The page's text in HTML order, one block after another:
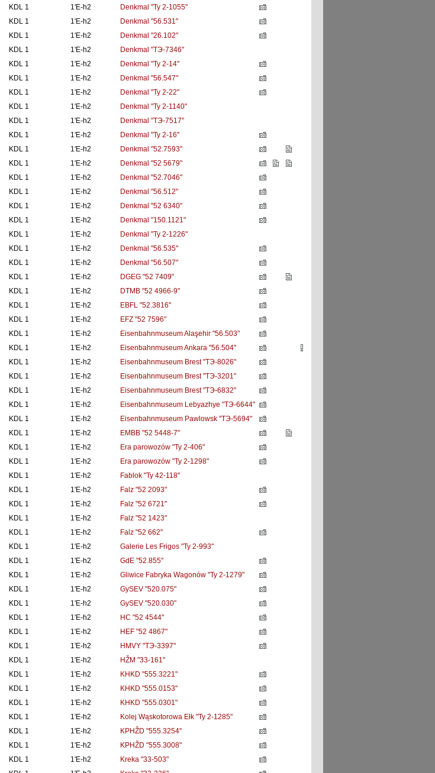
KDL 1 1'E-h2
Denkmal "Ty 2-1055"
KDL 1 1'E-h2
Denkmal "56.531"
KDL 1 1'E-h2
Denkmal "26.102"
KDL 1 1'E-h2
Denkmal "TЭ-7346"
KDL 1 1'E-h2
Denkmal "Ty 2-14"
KDL 1 1'E-h2
Denkmal "56.547"
KDL 1 1'E-h2
Denkmal "Ty 2-22"
KDL 1 1'E-h2
Denkmal "Ty 2-1140"
KDL 1 1'E-h2
Denkmal "TЭ-7517"
KDL 1 1'E-h2
Denkmal "Ty 2-16"
KDL 1 1'E-h2
Denkmal "52.7593"
KDL 1 1'E-h2
Denkmal "52 5679"
KDL 1 1'E-h2
Denkmal "52.7046"
KDL 1 1'E-h2
Denkmal "56.512"
KDL 1 1'E-h2
Denkmal "52 6340"
KDL 1 1'E-h2
Denkmal "150.1121"
KDL 1 1'E-h2
Denkmal "Ty 2-1226"
KDL 1 1'E-h2
Denkmal "56.535"
KDL 1 1'E-h2
Denkmal "56.507"
KDL 1 1'E-h2
DGEG "52 7409"
KDL 1 1'E-h2
DTMB "52 4966-9"
KDL 1 1'E-h2
EBFL "52.3816"
KDL 1 1'E-h2
EFZ "52 7596"
KDL 1 1'E-h2
Eisenbahnmuseum Alaşehir "56.503"
KDL 1 1'E-h2
Eisenbahnmuseum Ankara "56.504"
KDL 1 1'E-h2
Eisenbahnmuseum Brest "TЭ-8026"
KDL 1 1'E-h2
Eisenbahnmuseum Brest "TЭ-3201"
KDL 1 1'E-h2
Eisenbahnmuseum Brest "TЭ-6832"
KDL 1 1'E-h2
Eisenbahnmuseum Lebyazhye "TЭ-6644"
KDL 1 1'E-h2
Eisenbahnmuseum Pawlowsk "TЭ-5694"
KDL 1 1'E-h2
EMBB "52 5448-7"
KDL 1 1'E-h2
Era parowozów "Ty 2-406"
KDL 1 1'E-h2
Era parowozów "Ty 2-1298"
KDL 1 1'E-h2
Fablok "Ty 42-118"
KDL 1 1'E-h2
Falz "52 2093"
KDL 1 1'E-h2
Falz "52 6721"
KDL 1 1'E-h2
Falz "52 1423"
KDL 1 1'E-h2
Falz "52 662"
KDL 1 1'E-h2
Galerie Les Frigos "Ty 2-993"
KDL 1 1'E-h2
GdE "52.855"
KDL 1 1'E-h2
Gliwice Fabryka Wagonów "Ty 2-1279"
KDL 1 1'E-h2
GySEV "520.075"
KDL 1 1'E-h2
GySEV "520.030"
KDL 1 1'E-h2
HC "52 4544"
KDL 1 1'E-h2
HEF "52 4867"
KDL 1 1'E-h2
HMVY "TЭ-3397"
KDL 1 1'E-h2
HŽM "33-161"
KDL 1 1'E-h2
KHKD "555.3221"
KDL 1 1'E-h2
KHKD "555.0153"
KDL 1 1'E-h2
KHKD "555.0301"
KDL 1 1'E-h2
Kolej Wąskotorowa Ełk "Ty 2-1285"
KDL 1 1'E-h2
KPHŽD "555.3254"
KDL 1 1'E-h2
KPHŽD "555.3008"
KDL 1 1'E-h2
Kreka "33-503"